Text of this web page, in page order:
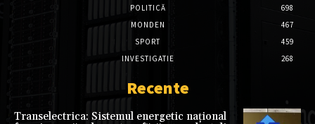
POLITICĂ
698
MONDEN
467
SPORT
459
INVESTIGATIE
268
Recente
Transelectrica: Sistemul energetic național